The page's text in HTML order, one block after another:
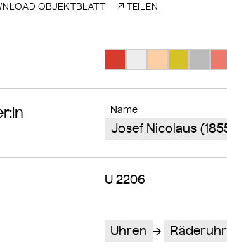
OBJEKTBLATT TEILEN
Name
Josef Nicolaus
U 2206
Uhren